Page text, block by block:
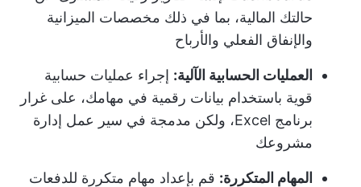
حالتك المالية، بما في ذلك مخصصات الميزانية
والإنفاق الفعلي والأرباح
العمليات الحسابية الآلية: إجراء عمليات حسابية
قوية باستخدام بيانات رقمية في مهامك، على غرار
برنامج Excel، ولكن مدمجة في سير عمل إدارة
مشروعك
المهام المتكررة: قم بإعداد مهام متكررة للدفعات